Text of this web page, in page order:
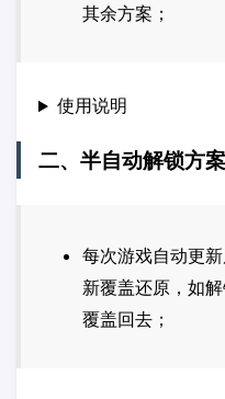
其余方案；
使用说明
二、半自动解锁方案
每次游戏自动更
新覆盖还原，如
覆盖回去；